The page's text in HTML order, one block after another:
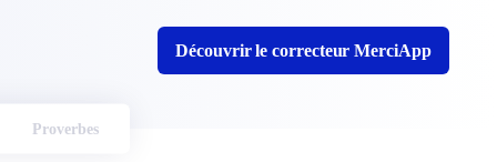
Découvrir le correcteur MerciApp
Proverbes